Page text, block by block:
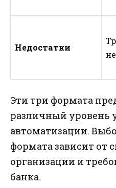
Недостатки
Эти три формата
различный уровень
автоматизации.
формата зависит от
организации и
банка.